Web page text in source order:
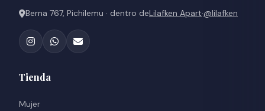
Berna 767, Pichilemu · dentro deLilafken Apart·@lilafken
Tienda
Mujer